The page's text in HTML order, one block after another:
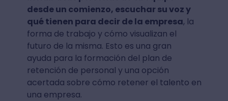
desde un comienzo, escuchar su voz y
qué tienen para decir de la empresa, la
forma de trabajo y cómo visualizan el
futuro de la misma. Esto es una gran
ayuda para la formación del plan de
retención de personal y una opción
acertada sobre cómo retener el talento en
una empresa.